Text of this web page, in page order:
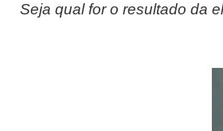
Seja qual for o resultado da